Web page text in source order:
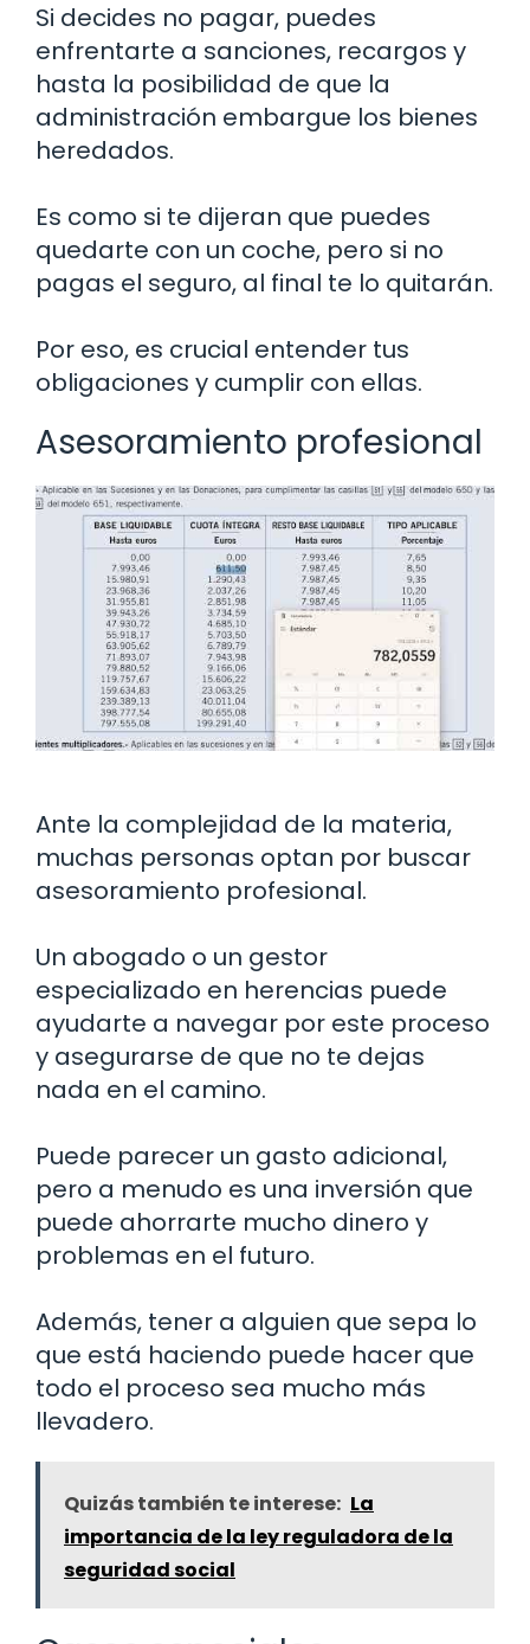
Si decides no pagar, puedes
enfrentarte a sanciones, recargos y
hasta la posibilidad de que la
administración embargue los bienes
heredados.
Es como si te dijeran que puedes
quedarte con un coche, pero si no
pagas el seguro, al final te lo quitarán.
Por eso, es crucial entender tus
obligaciones y cumplir con ellas.
Asesoramiento profesional
Ante la complejidad de la materia,
muchas personas optan por buscar
asesoramiento profesional.
Un abogado o un gestor
especializado en herencias puede
ayudarte a navegar por este proceso
y asegurarse de que no te dejas
nada en el camino.
Puede parecer un gasto adicional,
pero a menudo es una inversión que
puede ahorrarte mucho dinero y
problemas en el futuro.
Además, tener a alguien que sepa lo
que está haciendo puede hacer que
todo el proceso sea mucho más
llevadero.
Quizás también te interese: La
importancia de la ley reguladora de la
seguridad social